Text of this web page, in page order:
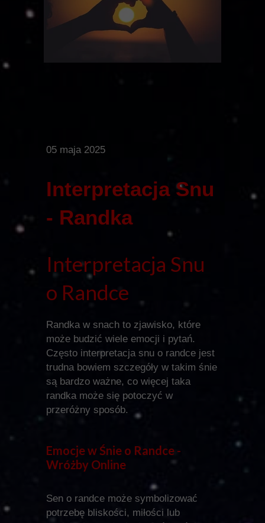
05 maja 2025
Interpretacja Snu
- Randka
Interpretacja Snu
o Randce
Randka w snach to zjawisko, które
może budzić wiele emocji i pytań.
Często interpretacja snu o randce jest
trudna bowiem szczegóły w takim śnie
są bardzo ważne, co więcej taka
randka może się potoczyć w
przeróżny sposób.
Emocje w Śnie o Randce -
Wróżby Online
Sen o randce może symbolizować
potrzebę bliskości, miłości lub